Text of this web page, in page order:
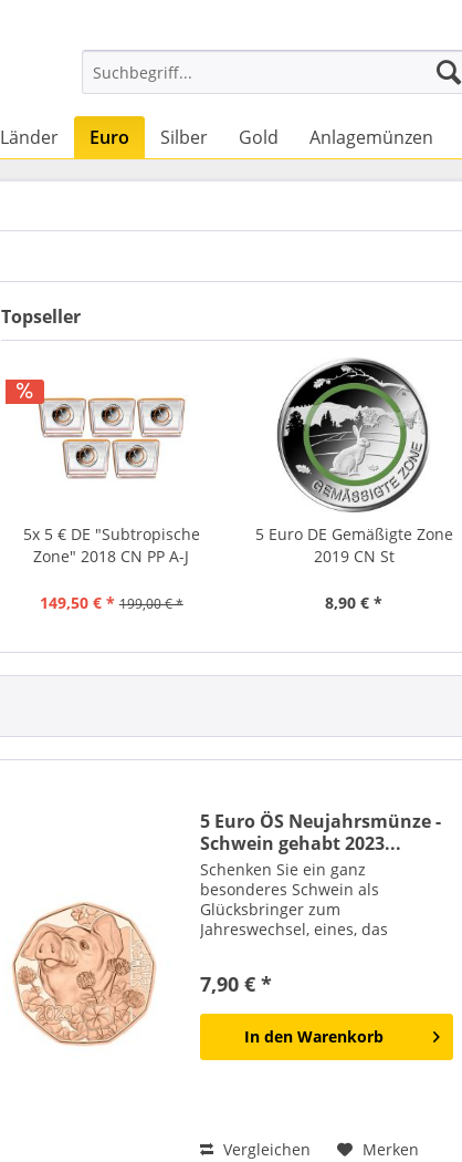
Länder Euro Silber Gold Anlagemünzen
Topseller
5x 5 € DE "Subtropische
Zone" 2018 CN PP A-J
149,50 € * 199,00 € *
5 Euro DE Gemäßigte Zone
2019 CN St
8,90 € *
5 Euro ÖS Neujahrsmünze -
Schwein gehabt 2023...
Schenken Sie ein ganz
besonderes Schwein als
Glücksbringer zum
Jahreswechsel, eines, das
Unvorhergesehenes passieren,
etwas überraschend Erfreuliches.
Mit der Münze wünschen Sie
jemandem in...
7,90 € *
In den Warenkorb
Vergleichen Merken